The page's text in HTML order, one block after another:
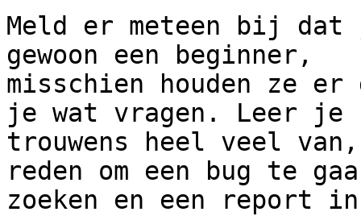
Meld er meteen bij dat
gewoon een beginner,
misschien houden ze er
je wat vragen. Leer je
trouwens heel veel
reden om een bug te
zoeken en een report